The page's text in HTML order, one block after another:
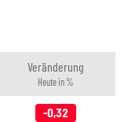
Veränderung
Heute in %
-0,32